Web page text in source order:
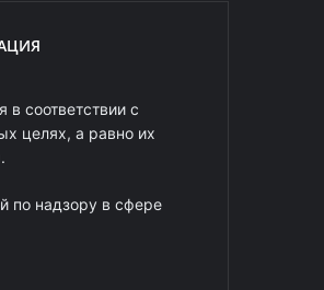
в соответствии с
целях, а равно их
по надзору в сфере